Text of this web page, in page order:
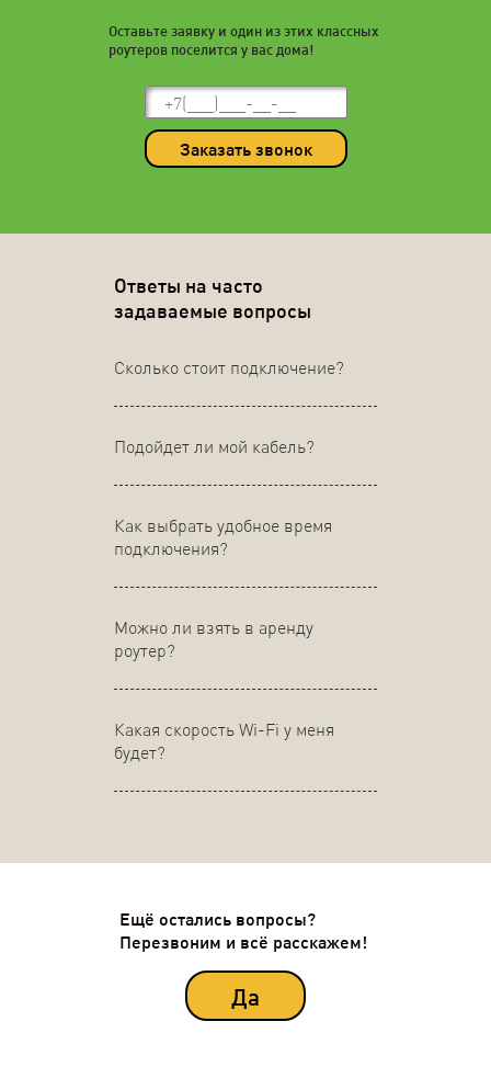
Оставьте заявку и один из этих классных
роутеров поселится у вас дома!
Заказать звонок
Ответы на часто
задаваемые вопросы
Сколько стоит подключение?
Подойдет ли мой кабель?
Как выбрать удобное время
подключения?
Можно ли взять в аренду
роутер?
Какая скорость Wi-Fi у меня
будет?
Ещё остались вопросы?
Перезвоним и всё расскажем!
Да